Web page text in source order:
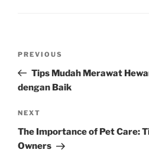
Previous
Post
PREVIOUS
Tips Mudah Merawat
dengan Baik
Next
Post
NEXT
The Importance of Pet Care:
Owners